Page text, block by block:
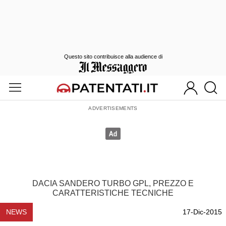
DACIA SANDERO TURBO GPL, PREZZO E
CARATTERISTICHE TECNICHE
NEWS 17-Dic-2015
Questo sito contribuisce alla audience di